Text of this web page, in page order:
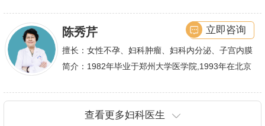
陈秀芹
擅长：女性不孕、妇科肿瘤、妇科内分泌、子宫内膜
异位症、多囊卵巢等疾病的诊治,宫腹腔镜手术,盆底
简介：1982年毕业于郑州大学医学院,1993年在北京
立即咨询
查看更多妇科医生